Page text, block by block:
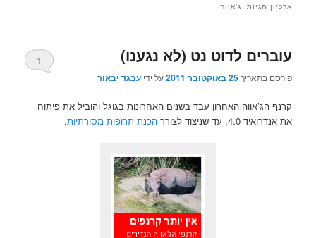
ארכיון תגיות: ג’אווה
עוברים לדוט נט (לא נגענו)
פורסם בתאריך25 באוקטובר 2011 על ידיעבגד יבאור
1
קרנף הג’אווה האחרון עבד בשנים האחרונות בגוגל והוביל את פיתוח
את אנדרואיד 4.0, עד שניצוד לצורך
הכנת תרופות מסורתיות.